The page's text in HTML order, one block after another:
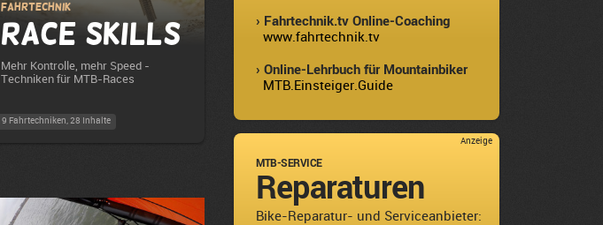
Fahrtechnik
Race Skills
Mehr Kontrolle, mehr Speed -
Techniken für MTB-Races
9 Fahrtechniken, 28 Inhalte
› Fahrtechnik.tv Online-Coaching
www.fahrtechnik.tv
› Online-Lehrbuch für Mountainbiker
MTB.Einsteiger.Guide
Anzeige
MTB-SERVICE
Reparaturen
Bike-Reparatur- und Serviceanbieter: